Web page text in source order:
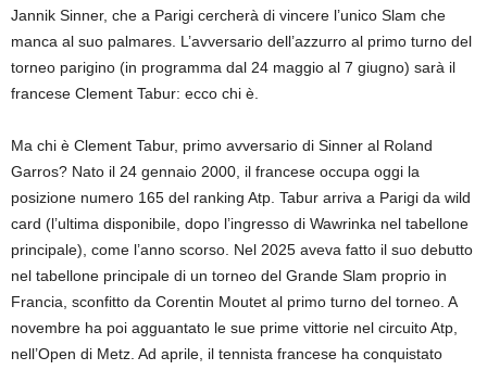
Jannik Sinner, che a Parigi cercherà di vincere l’unico Slam che
manca al suo palmares. L’avversario dell’azzurro al primo turno del
torneo parigino (in programma dal 24 maggio al 7 giugno) sarà il
francese Clement Tabur: ecco chi è.
Ma chi è Clement Tabur, primo avversario di Sinner al Roland
Garros? Nato il 24 gennaio 2000, il francese occupa oggi la
posizione numero 165 del ranking Atp. Tabur arriva a Parigi da wild
card (l’ultima disponibile, dopo l’ingresso di Wawrinka nel tabellone
principale), come l’anno scorso. Nel 2025 aveva fatto il suo debutto
nel tabellone principale di un torneo del Grande Slam proprio in
Francia, sconfitto da Corentin Moutet al primo turno del torneo. A
novembre ha poi agguantato le sue prime vittorie nel circuito Atp,
nell’Open di Metz. Ad aprile, il tennista francese ha conquistato